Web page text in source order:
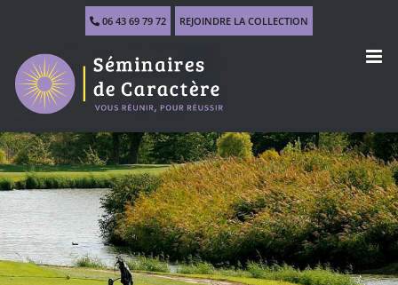
06 43 69 79 72 REJOINDRE LA COLLECTION